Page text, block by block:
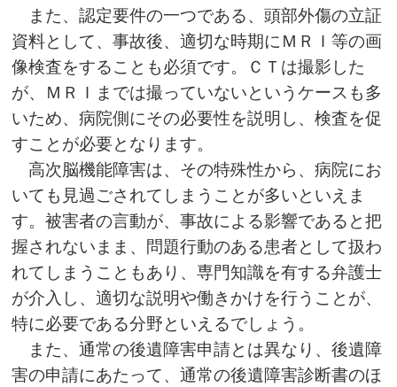
また、認定要件の一つである、頭部外傷の立証
資料として、事故後、適切な時期にＭＲＩ等の画
像検査をすることも必須です。ＣＴは撮影した
が、ＭＲＩまでは撮っていないというケースも多
いため、病院側にその必要性を説明し、検査を促
すことが必要となります。
高次脳機能障害は、その特殊性から、病院にお
いても見過ごされてしまうことが多いといえま
す。被害者の言動が、事故による影響であると把
握されないまま、問題行動のある患者として扱わ
れてしまうこともあり、専門知識を有する弁護士
が介入し、適切な説明や働きかけを行うことが、
特に必要である分野といえるでしょう。
また、通常の後遺障害申請とは異なり、後遺障
害の申請にあたって、通常の後遺障害診断書のほ